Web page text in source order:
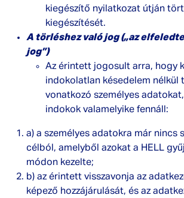
kiegészítő nyilatkozat útján
kiegészítését.
A törléshez való jog („az
jog”)
Az érintett jogosult arra, hogy
indokolatlan késedelem nélkül
vonatkozó személyes
indokok valamelyike fennáll:
a) a személyes adatokra már nincs
célból, amelyből azokat a HELL
módon kezelte;
b) az érintett visszavonja az
képező hozzájárulását, és az